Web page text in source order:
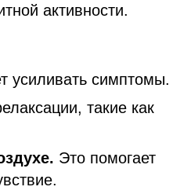
активности.
усиливать симптомы.
такие как
Это помогает